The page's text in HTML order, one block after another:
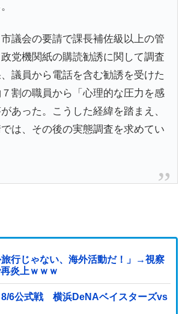
議会の要請で課長補佐級以上の管
党機関紙の購読勧誘に関して調査
議員から電話を含む勧誘を受けた
割の職員から「心理的な圧力を感
あった。こうした経緯を踏まえ、
は、その後の実態調査を求めてい
行じゃない、海外活動だ！」→視察
炎上ｗｗｗ
8/6公式戦 横浜DeNAベイスターズvs